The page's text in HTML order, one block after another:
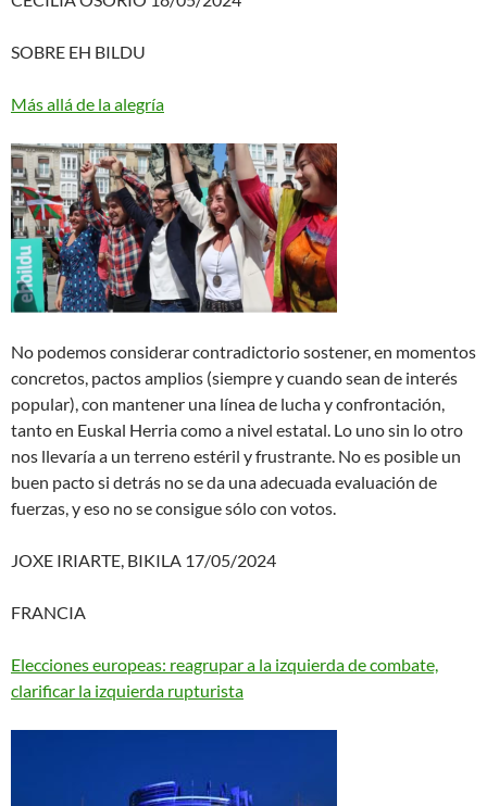
SOBRE EH BILDU
Más allá de la alegría
No podemos considerar contradictorio sostener, en momentos
concretos, pactos amplios (siempre y cuando sean de interés
popular), con mantener una línea de lucha y confrontación,
tanto en Euskal Herria como a nivel estatal. Lo uno sin lo otro
nos llevaría a un terreno estéril y frustrante. No es posible un
buen pacto si detrás no se da una adecuada evaluación de
fuerzas, y eso no se consigue sólo con votos.
JOXE IRIARTE, BIKILA 17/05/2024
FRANCIA
Elecciones europeas: reagrupar a la izquierda de combate,
clarificar la izquierda rupturista